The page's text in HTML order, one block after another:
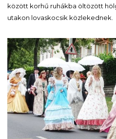
között korhű ruhákba öltözött
utakon lovaskocsik közlekednek.